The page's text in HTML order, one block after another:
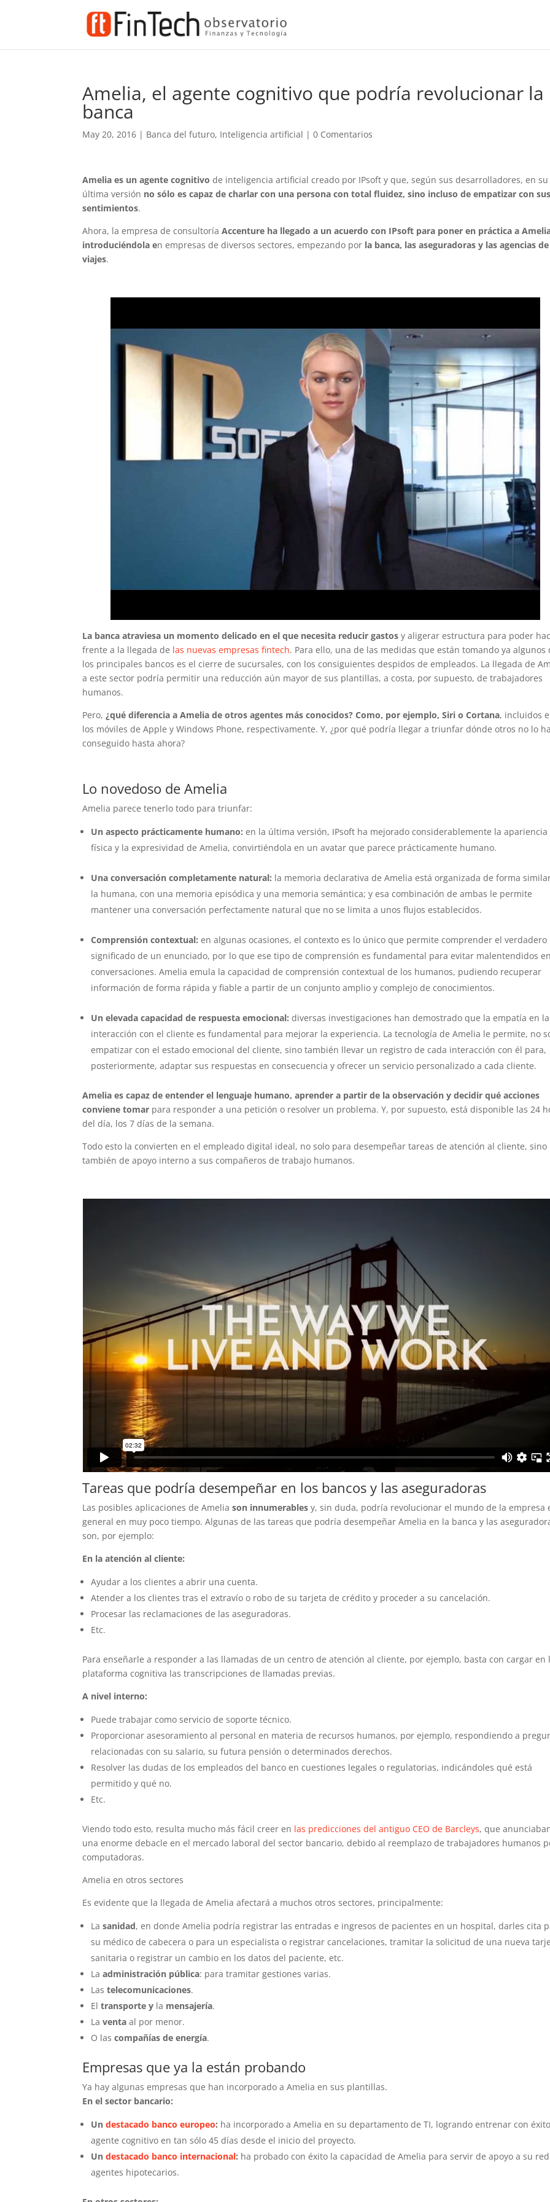
Amelia, el agente cognitivo que podría revolucionar la
banca
May 20, 2016 | Banca del futuro, Inteligencia artificial |0 Comentarios
Amelia es un agente cognitivo de inteligencia artificial creado por IPsoft y que, según sus desarrolladores, en su
última versión no sólo es capaz de charlar con una persona con total fluidez, sino incluso de empatizar con
sentimientos.
Ahora, la empresa de consultoríaAccenture ha llegado a un acuerdo con IPsoft para poner en práctica a
introduciéndola en empresas de diversos sectores, empezando por la banca, las aseguradoras y las agencias de
viajes.
La banca atraviesa un momento delicado en el que necesita reducir gastos y aligerar estructura para poder
frente a la llegada de las nuevas empresas fintech. Para ello, una de las medidas que están tomando ya algunos
los principales bancos es el cierre de sucursales, con los consiguientes despidos de empleados. La llegada de
a este sector podría permitir una reducción aún mayor de sus plantillas, a costa, por supuesto, de trabajadores
humanos.
Pero, ¿qué diferencia a Amelia de otros agentes más conocidos? Como, por ejemplo, Siri o Cortana, incluidos
los móviles de Apple y Windows Phone, respectivamente. Y, ¿por qué podría llegar a triunfar dónde otros no lo
conseguido hasta ahora?
Lo novedoso de Amelia
Amelia parece tenerlo todo para triunfar:
Un aspecto prácticamente humano: en la última versión, IPsoft ha mejorado considerablemente la apariencia
física y la expresividad de Amelia, convirtiéndola en un avatar que parece prácticamente humano.
Una conversación completamente natural: la memoria declarativa de Amelia está organizada de forma
la humana, con una memoria episódica y una memoria semántica; y esa combinación de ambas le permite
mantener una conversación perfectamente natural que no se limita a unos flujos establecidos.
Comprensión contextual: en algunas ocasiones, el contexto es lo único que permite comprender el verdadero
significado de un enunciado, por lo que ese tipo de comprensión es fundamental para evitar malentendidos
conversaciones. Amelia emula la capacidad de comprensión contextual de los humanos, pudiendo recuperar
información de forma rápida y fiable a partir de un conjunto amplio y complejo de conocimientos.
Un elevada capacidad de respuesta emocional: diversas investigaciones han demostrado que la empatía en la
interacción con el cliente es fundamental para mejorar la experiencia. La tecnología de Amelia le permite, no
empatizar con el estado emocional del cliente, sino también llevar un registro de cada interacción con él para,
posteriormente, adaptar sus respuestas en consecuencia y ofrecer un servicio personalizado a cada cliente.
Amelia es capaz de entender el lenguaje humano, aprender a partir de la observación y decidir qué acciones
conviene tomar para responder a una petición o resolver un problema. Y, por supuesto, está disponible las 24
del día, los 7 días de la semana.
Todo esto la convierten en el empleado digital ideal, no solo para desempeñar tareas de atención al cliente, sino
también de apoyo interno a sus compañeros de trabajo humanos.
Tareas que podría desempeñar en los bancos y las aseguradoras
Las posibles aplicaciones de Amelia son innumerables y, sin duda, podría revolucionar el mundo de la empresa
general en muy poco tiempo. Algunas de las tareas que podría desempeñar Amelia en la banca y las
son, por ejemplo:
En la atención al cliente:
Ayudar a los clientes a abrir una cuenta.
Atender a los clientes tras el extravío o robo de su tarjeta de crédito y proceder a su cancelación.
Procesar las reclamaciones de las aseguradoras.
Etc.
Para enseñarle a responder a las llamadas de un centro de atención al cliente, por ejemplo, basta con cargar en
plataforma cognitiva las transcripciones de llamadas previas.
A nivel interno:
Puede trabajar como servicio de soporte técnico.
Proporcionar asesoramiento al personal en materia de recursos humanos, por ejemplo, respondiendo a
relacionadas con su salario, su futura pensión o determinados derechos.
Resolver las dudas de los empleados del banco en cuestiones legales o regulatorias, indicándoles qué está
permitido y qué no.
Etc.
Viendo todo esto, resulta mucho más fácil creer en las predicciones del antiguo CEO de Barcleys, que
una enorme debacle en el mercado laboral del sector bancario, debido al reemplazo de trabajadores humanos
computadoras.
Amelia en otros sectores
Es evidente que la llegada de Amelia afectará a muchos otros sectores, principalmente:
Lasanidad, en donde Amelia podría registrar las entradas e ingresos de pacientes en un hospital, darles cita
su médico de cabecera o para un especialista o registrar cancelaciones, tramitar la solicitud de una nueva
sanitaria o registrar un cambio en los datos del paciente, etc.
Laadministración pública: para tramitar gestiones varias.
Lastelecomunicaciones.
Eltransporte y la mensajería.
Laventa al por menor.
O lascompañías de energía.
Empresas que ya la están probando
Ya hay algunas empresas que han incorporado a Amelia en sus plantillas.
En el sector bancario:
Undestacado banco europeo: ha incorporado a Amelia en su departamento de TI, logrando entrenar con
agente cognitivo en tan sólo 45 días desde el inicio del proyecto.
Undestacado banco internacional: ha probado con éxito la capacidad de Amelia para servir de apoyo a su
agentes hipotecarios.